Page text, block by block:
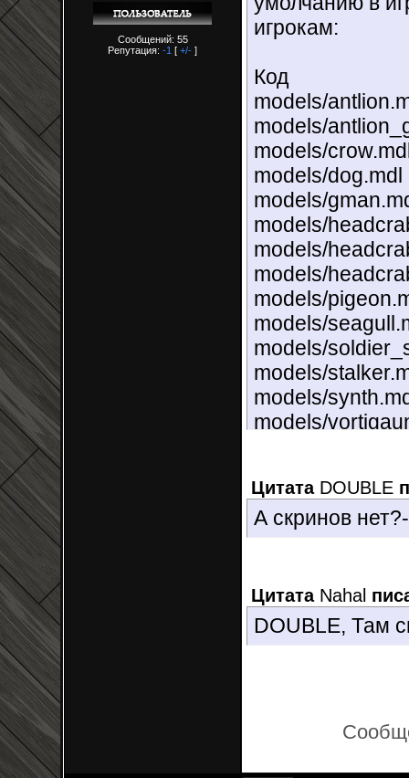
Сообщений: 55
Репутация: -1 [ +/- ]
игрокам:
Код
models/
models/
models/
models/dog.mdl
models/
models/
models/
models/
models/
models/
models/
models/
models/
models/
Цитата DOUBLE
А скринов
Цитата Nahal
DOUBLE, Там